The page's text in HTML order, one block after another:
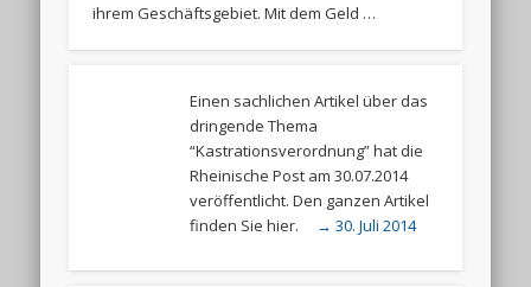
ihrem Geschäftsgebiet. Mit dem Geld …
Einen sachlichen Artikel über das
dringende Thema
“Kastrationsverordnung” hat die
Rheinische Post am 30.07.2014
veröffentlicht. Den ganzen Artikel
finden Sie hier. → 30. Juli 2014